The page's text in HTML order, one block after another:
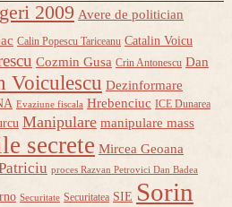
2009 Avere de politician
Calin Popescu Tariceanu Catalin Voicu
Cozmin Gusa Crin Antonescu Dan
Voiculescu Dezinformare
Evaziune fiscala Hrebenciuc ICE Dunarea
Manipulare manipulare mass
secrete Mircea Geoana
proces Razvan Petrovici Dan Badea
Securitate Securitatea SIE Sorin